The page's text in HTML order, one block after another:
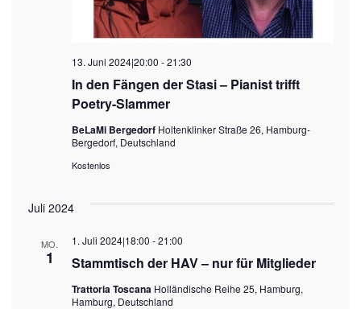
In den Fängen der Stasi – Pianist trifft
Poetry-Slammer
13. Juni 2024|20:00 -21:30
BeLaMi Bergedorf Holtenklinker Straße 26, Hamburg-
Bergedorf, Deutschland
Kostenlos
Juli 2024
MO.
1 Stammtisch der HAV – nur für Mitglieder
1. Juli 2024|18:00 -21:00
Trattoria Toscana Holländische Reihe 25, Hamburg,
Hamburg, Deutschland